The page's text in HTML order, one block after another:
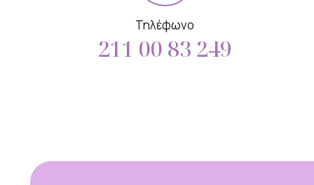
Τηλέφωνο
211 00 83 249